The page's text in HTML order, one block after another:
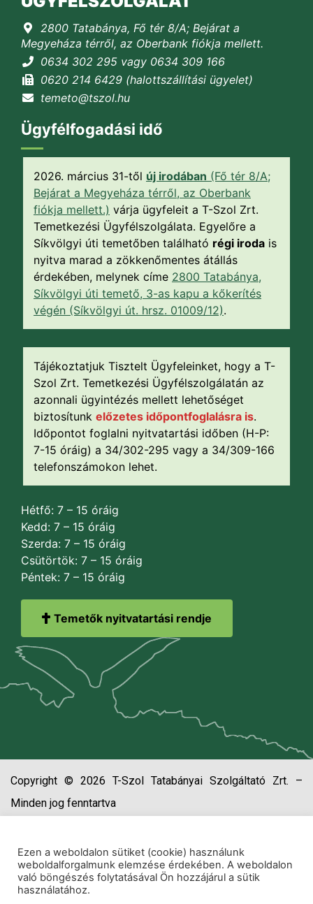
2800 Tatabánya, Fő tér 8/A; Bejárat a
Megyeháza térről, az Oberbank fiókja mellett.
0634 302 295 vagy 0634 309 166
0620 214 6429 (halottszállítási ügyelet)
temeto@tszol.hu
Ügyfélfogadási idő
2026. március 31-től új irodában (Fő tér 8/A;
Bejárat a Megyeháza térről, az Oberbank
fiókja mellett.) várja ügyfeleit a T-Szol Zrt.
Temetkezési Ügyfélszolgálata. Egyelőre a
Síkvölgyi úti temetőben található régi iroda is
nyitva marad a zökkenőmentes átállás
érdekében, melynek címe 2800 Tatabánya,
Síkvölgyi úti temető, 3-as kapu a kőkerítés
végén (Síkvölgyi út. hrsz. 01009/12).
Tájékoztatjuk Tisztelt Ügyfeleinket, hogy a T-
Szol Zrt. Temetkezési Ügyfélszolgálatán az
azonnali ügyintézés mellett lehetőséget
biztosítunk előzetes időpontfoglalásra is.
Időpontot foglalni nyitvatartási időben (H-P:
7-15 óráig) a 34/302-295 vagy a 34/309-166
telefonszámokon lehet.
Hétfő: 7 – 15 óráig
Kedd: 7 – 15 óráig
Szerda: 7 – 15 óráig
Csütörtök: 7 – 15 óráig
Péntek: 7 – 15 óráig
Temetők nyitvatartási rendje
Copyright © 2026 T-Szol Tatabányai Szolgáltató Zrt. –
Minden jog fenntartva
Ezen a weboldalon sütiket (cookie) használunk
weboldalforgalmunk elemzése érdekében. A weboldalon
való böngészés folytatásával Ön hozzájárul a sütik
használatához.